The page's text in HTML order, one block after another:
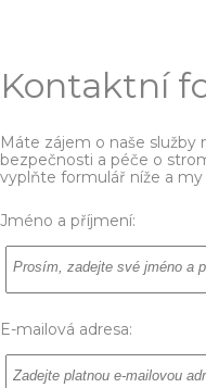
Kontaktní
Máte zájem o naše
bezpečnosti a péče o
vyplňte formulář níže a
Jméno a příjmení:
E-mailová adresa: